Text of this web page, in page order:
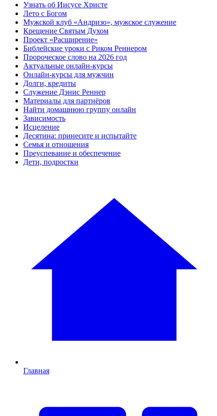
Узнать об Иисусе Христе
Лето с Богом
Мужской клуб «Андризо», мужское служение
Крещение Святым Духом
Проект «Расширение»
Библейские уроки с Риком Реннером
Пророческое слово на 2026 год
Актуальные онлайн-курсы
Онлайн-курсы для мужчин
Долги, кредиты
Служение Дэнис Реннер
Материалы для партнёров
Найти домашнюю группу онлайн
Зависимость
Исцеление
Десятина: принесите и испытайте
Семья и отношения
Преуспевание и обеспечение
Дети, подростки
Главная